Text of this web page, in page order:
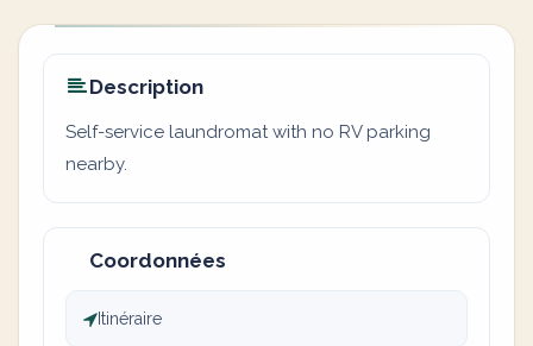
Description
Self-service laundromat with no RV parking
nearby.
Coordonnées
Itinéraire